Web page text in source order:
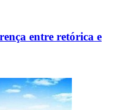
entre retórica e